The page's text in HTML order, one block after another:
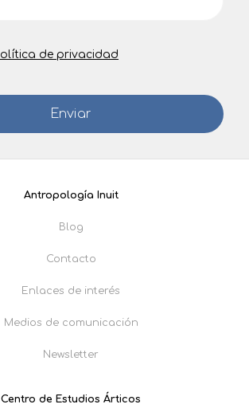
de privacidad
Antropología Inuit
Blog
Contacto
Enlaces de interés
Medios de comunicación
Newsletter
Centro de Estudios Árticos